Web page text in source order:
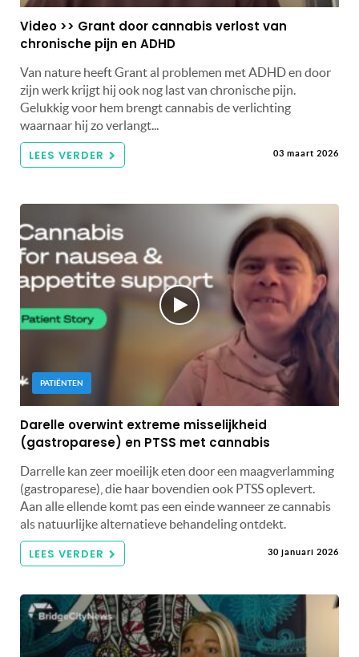
Video >> Grant door cannabis verlost van
chronische pijn en ADHD
Van nature heeft Grant al problemen met ADHD en door
zijn werk krijgt hij ook nog last van chronische pijn.
Gelukkig voor hem brengt cannabis de verlichting
waarnaar hij zo verlangt...
LEES VERDER 03 maart 2026
PATIËNTEN
Darelle overwint extreme misselijkheid
(gastroparese) en PTSS met cannabis
Darrelle kan zeer moeilijk eten door een maagverlamming
(gastroparese), die haar bovendien ook PTSS oplevert.
Aan alle ellende komt pas een einde wanneer ze cannabis
als natuurlijke alternatieve behandeling ontdekt.
LEES VERDER 30 januari 2026